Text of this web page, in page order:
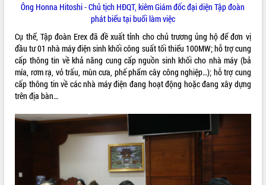
Thường trực HĐND tỉnh Đắk Lắk gặp
mặt Đoàn chuyên gia y tế TP. Hồ Chí
Minh
Lễ truy điệu và an táng hài cốt liệt sĩ
tại Nghĩa trang Liệt sĩ xã Sơn Hòa
Bàn giải pháp tháo gỡ khó khăn trong
xuất khẩu sầu riêng và triển khai quy
định EUDR
Thứ trưởng Bộ Nông nghiệp và Môi
trường Nguyễn Hoàng Hiệp khảo sát
vùng trồng và doanh nghiệp đóng gói
Trình diễn nghệ thuật chế biến các
món ăn từ sầu riêng
LIÊN KẾT WEB
THỐNG KÊ TRUY CẬP
Hôm nay: 8830
Ông Honna Hitoshi - Chủ tịch HĐQT, kiêm Giám đốc đại diện Tập đoàn
phát biểu tại buổi làm việc
Cụ thể, Tập đoàn Erex đã đề xuất tỉnh cho chủ trương ủng hộ để đơn vị
đầu tư 01 nhà máy điện sinh khối công suất tối thiểu 100MW; hỗ trợ cung
cấp thông tin về khả năng cung cấp nguồn sinh khối cho nhà máy (bả
mía, rơm rạ, vỏ trấu, mùn cưa, phế phẩm cây công nghiệp…); hỗ trợ cung
cấp thông tin về các nhà máy điện đang hoạt động hoặc đang xây dựng
trên địa bàn…